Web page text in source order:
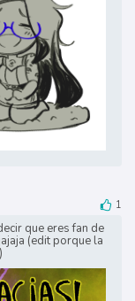
1
que eres fan de
(edit porque la